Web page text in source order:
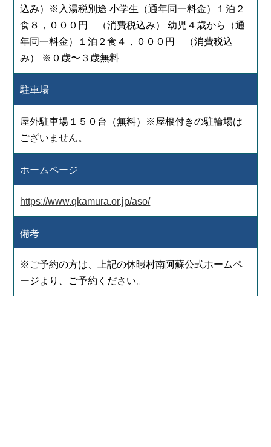
込み）※入湯税別途 小学生（通年同一料金）１泊２
食８，０００円 （消費税込み） 幼児４歳から（通
年同一料金）１泊２食４，０００円 （消費税込
み） ※０歳〜３歳無料
駐車場
屋外駐車場１５０台（無料）※屋根付きの駐輪場は
ございません。
ホームページ
https://www.qkamura.or.jp/aso/
備考
※ご予約の方は、上記の休暇村南阿蘇公式ホームペ
ージより、ご予約ください。